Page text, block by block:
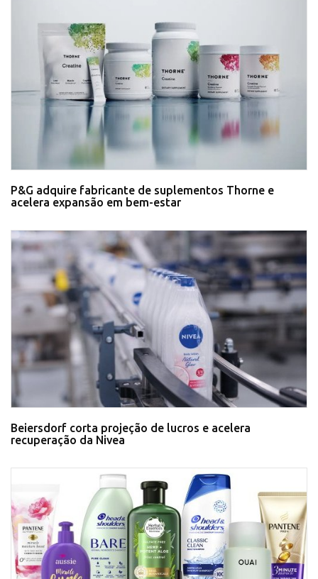
P&G adquire fabricante de suplementos Thorne e
acelera expansão em bem-estar
Beiersdorf corta projeção de lucros e acelera
recuperação da Nivea